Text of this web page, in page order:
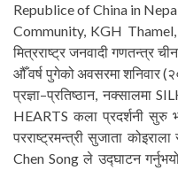
Republice of China in
Community, KGH Thamel,
मित्रराष्ट्र जनवादी गणतन्त्र
औँ वर्ष पुगेको अवसरमा शनिवार
प्रज्ञा–प्रतिष्ठान, नक्सालमा
HEARTS कला प्रदर्शनी सुरु
परराष्ट्रमन्त्री सुजाता
Chen Song ले उद्घाटन